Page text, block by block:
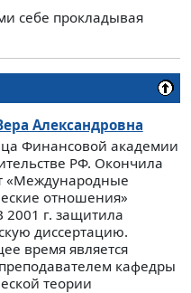
себе прокладывая
Александровна
Финансовой академии
РФ. Окончила
«Международные
отношения»
2001 г. защитила
диссертацию.
время является
кафедры
теории